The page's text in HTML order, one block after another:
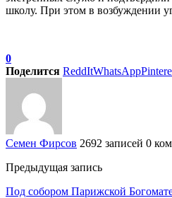
школу. При этом в возбуждении
0
Поделится ReddItWhatsApp
Семен Фирсов 2692 записей 0
Предыдущая запись
Под собором Парижской